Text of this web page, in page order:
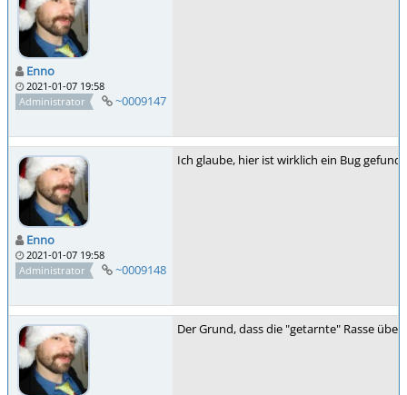
Enno
2021-01-07 19:58
Administrator
~0009147
Enno
2021-01-07 19:58
Administrator
~0009148
Ich glaube, hier ist wirklich ein Bug
Der Grund, dass die "getarnte" Rasse